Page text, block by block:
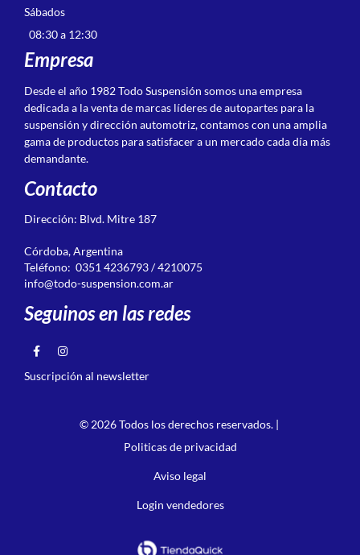
Sábados
08:30 a 12:30
Empresa
Desde el año 1982 Todo Suspensión somos una empresa
dedicada a la venta de marcas líderes de autopartes para la
suspensión y dirección automotriz, contamos con una amplia
gama de productos para satisfacer a un mercado cada día más
demandante.
Contacto
Dirección: Blvd. Mitre 187
Córdoba, Argentina
Teléfono: 0351 4236793 / 4210075
info@todo-suspension.com.ar
Seguinos en las redes
Suscripción al newsletter
© 2026 Todos los derechos reservados. |
Politicas de privacidad
Aviso legal
Login vendedores